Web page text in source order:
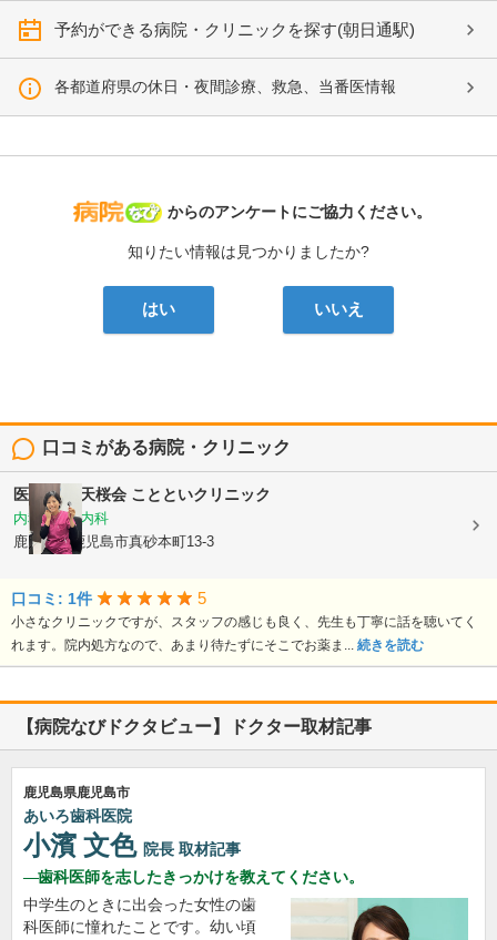
予約ができる病院・クリニックを探す(朝日通駅)
各都道府県の休日・夜間診療、救急、当番医情報
病院なび
からのアンケートにご協力ください。
知りたい情報は見つかりましたか?
はい いいえ
口コミがある病院・クリニック
医療法人 天桜会 ことといクリニック
内科, 血液内科
鹿児島県鹿児島市真砂本町13-3
口コミ: 1件 5
小さなクリニックですが、スタッフの感じも良く、先生も丁寧に話を聴いてく
れます。院内処方なので、あまり待たずにそこでお薬ま... 続きを読む
【病院なびドクタビュー】ドクター取材記事
鹿児島県鹿児島市
あいろ歯科医院
小濱 文色 院長 取材記事
歯科医師を志したきっかけを教えてください。
中学生のときに出会った女性の歯
科医師に憧れたことです。幼い頃